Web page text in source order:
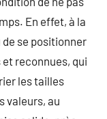
En effet, à la
se positionner
reconnues, qui
les tailles
valeurs, au